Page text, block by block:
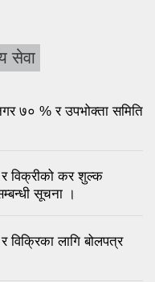
सेवा
७० % र उपभोक्ता समिति
विक्रीको कर शुल्क
सूचना ।
लागि बोलपत्र